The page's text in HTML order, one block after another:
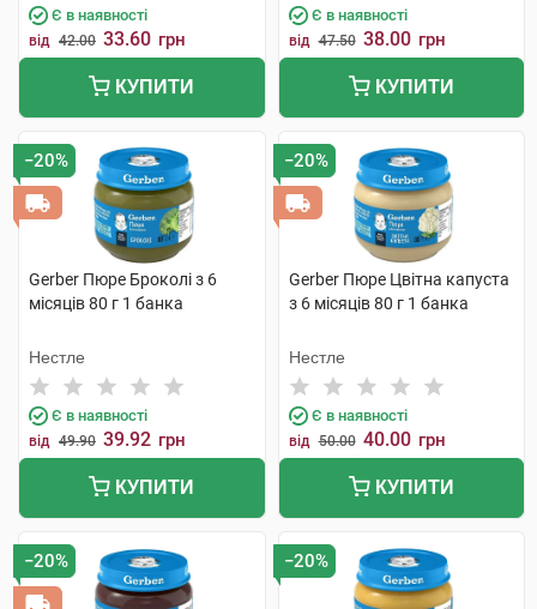
Є в наявності
від 42.00 33.60 грн
КУПИТИ
Є в наявності
від 47.50 38.00 грн
КУПИТИ
−20%
Gerber Пюре Броколі з 6
місяців 80 г 1 банка
Нестле
Є в наявності
від 49.90 39.92 грн
КУПИТИ
−20%
Gerber Пюре Цвітна капуста
з 6 місяців 80 г 1 банка
Нестле
Є в наявності
від 50.00 40.00 грн
КУПИТИ
−20% −20%